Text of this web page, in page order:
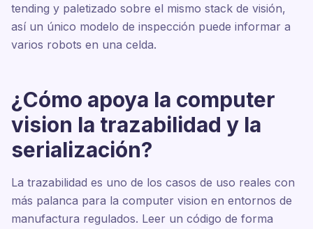
tending y paletizado sobre el mismo stack de visión,
así un único modelo de inspección puede informar a
varios robots en una celda.
¿Cómo apoya la computer
vision la trazabilidad y la
serialización?
La trazabilidad es uno de los casos de uso reales con
más palanca para la computer vision en entornos de
manufactura regulados. Leer un código de forma